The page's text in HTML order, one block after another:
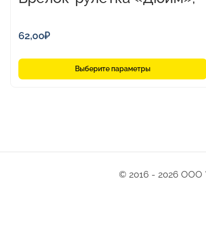
62,00₽
Выберите параметры
© 2016 - 2026 ООО